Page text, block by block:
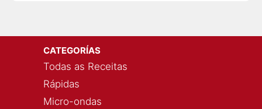
CATEGORÍAS
Todas as Receitas
Rápidas
Micro-ondas